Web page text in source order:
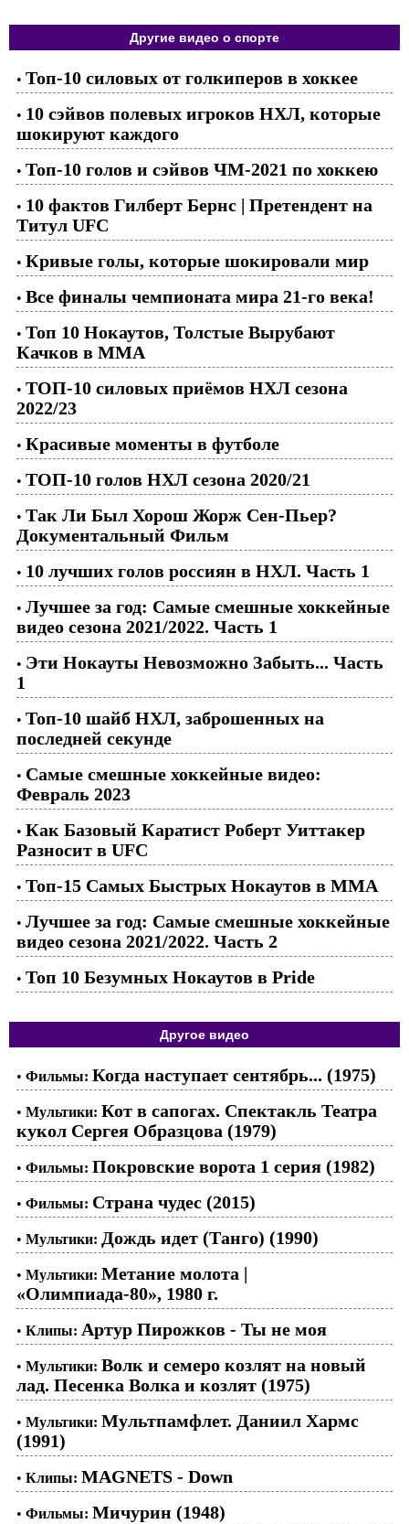
Другие видео о спорте
• Топ-10 силовых от голкиперов в хоккее
• 10 сэйвов полевых игроков НХЛ, которые
шокируют каждого
• Топ-10 голов и сэйвов ЧМ-2021 по хоккею
• 10 фактов Гилберт Бернс | Претендент на
Титул UFC
• Кривые голы, которые шокировали мир
• Все финалы чемпионата мира 21-го века!
• Топ 10 Нокаутов, Толстые Вырубают
Качков в ММА
• ТОП-10 силовых приёмов НХЛ сезона
2022/23
• Красивые моменты в футболе
• ТОП-10 голов НХЛ сезона 2020/21
• Так Ли Был Хорош Жорж Сен-Пьер?
Документальный Фильм
• 10 лучших голов россиян в НХЛ. Часть 1
• Лучшее за год: Самые смешные хоккейные
видео сезона 2021/2022. Часть 1
• Эти Нокауты Невозможно Забыть... Часть
1
• Топ-10 шайб НХЛ, заброшенных на
последней секунде
• Самые смешные хоккейные видео:
Февраль 2023
• Как Базовый Каратист Роберт Уиттакер
Разносит в UFC
• Топ-15 Самых Быстрых Нокаутов в ММА
• Лучшее за год: Самые смешные хоккейные
видео сезона 2021/2022. Часть 2
• Топ 10 Безумных Нокаутов в Pride
Другое видео
• Фильмы: Когда наступает сентябрь... (1975)
• Мультики: Кот в сапогах. Спектакль Театра
кукол Сергея Образцова (1979)
• Фильмы: Покровские ворота 1 серия (1982)
• Фильмы: Страна чудес (2015)
• Мультики: Дождь идет (Танго) (1990)
• Мультики: Метание молота |
«Олимпиада-80», 1980 г.
• Клипы: Артур Пирожков - Ты не моя
• Мультики: Волк и семеро козлят на новый
лад. Песенка Волка и козлят (1975)
• Мультики: Мультпамфлет. Даниил Хармс
(1991)
• Клипы: MAGNETS - Down
• Фильмы: Мичурин (1948)